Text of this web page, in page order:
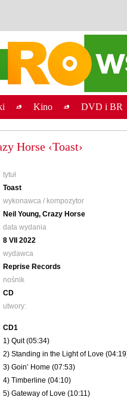
Kino DVD i BR
Horse ‹Toast›
tytuł
Toast
wykonawca / kompozytor
Neil Young, Crazy Horse
data wydania
8 VII 2022
wydawca
Reprise Records
nośnik
CD
utwory:
CD1
1) Quit (05:34)
2) Standing in the Light of Love
3) Goin’ Home (07:53)
4) Timberline (04:10)
5) Gateway of Love (10:11)